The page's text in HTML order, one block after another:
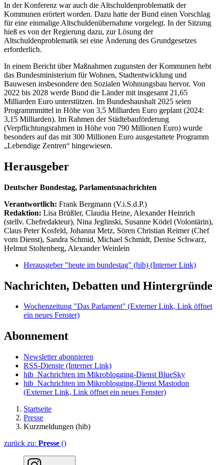
In der Konferenz war auch die Altschuldenproblematik der
Kommunen erörtert worden. Dazu hatte der Bund einen Vorschlag
für eine einmalige Altschuldenübernahme vorgelegt. In der Sitzung
hieß es von der Regierung dazu, zur Lösung der
Altschuldenproblematik sei eine Änderung des Grundgesetzes
erforderlich.
In einem Bericht über Maßnahmen zugunsten der Kommunen hebt
das Bundesministerium für Wohnen, Stadtentwicklung und
Bauwesen insbesondere den Sozialen Wohnungsbau hervor. Von
2022 bis 2028 werde Bund die Länder mit insgesamt 21,65
Milliarden Euro unterstützen. Im Bundeshaushalt 2025 seien
Programmmittel in Höhe von 3,5 Milliarden Euro geplant (2024:
3,15 Milliarden). Im Rahmen der Städtebauförderung
(Verpflichtungsrahmen in Höhe von 790 Millionen Euro) wurde
besonders auf das mit 300 Millionen Euro ausgestattete Programm
„Lebendige Zentren“ hingewiesen.
Herausgeber
Deutscher Bundestag, Parlamentsnachrichten
Verantwortlich: Frank Bergmann (V.i.S.d.P.)
Redaktion: Lisa Brüßler, Claudia Heine, Alexander Heinrich
(stellv. Chefredakteur), Nina Jeglinski, Susanne Ködel (Volontärin),
Claus Peter Kosfeld, Johanna Metz, Sören Christian Reimer (Chef
vom Dienst), Sandra Schmid, Michael Schmidt, Denise Schwarz,
Helmut Stoltenberg, Alexander Weinlein
Herausgeber "heute im bundestag" (hib) (Interner Link)
Nachrichten, Debatten und Hintergründe
Wochenzeitung "Das Parlament" (Externer Link, Link öffnet
ein neues Fenster)
Abonnement
Newsletter abonnieren
RSS-Dienste (Interner Link)
hib_Nachrichten im Mikroblogging-Dienst BlueSky
hib_Nachrichten im Mikroblogging-Dienst Mastodon
(Externer Link, Link öffnet ein neues Fenster)
Startseite
Presse
Kurzmeldungen (hib)
zurück zu: Presse ()